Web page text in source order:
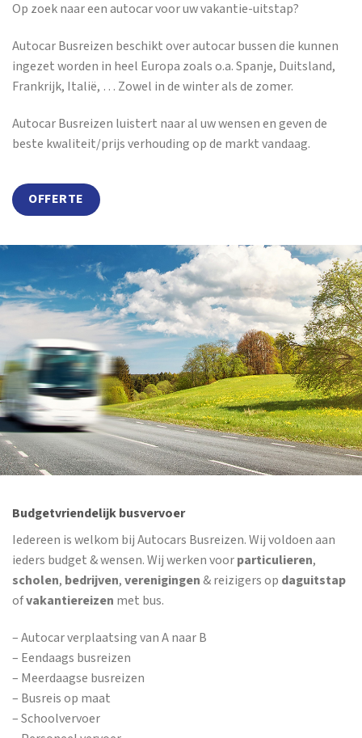
Op zoek naar een autocar voor uw vakantie-uitstap?
Autocar Busreizen beschikt over autocar bussen die kunnen
ingezet worden in heel Europa zoals o.a. Spanje, Duitsland,
Frankrijk, Italië, … Zowel in de winter als de zomer.
Autocar Busreizen luistert naar al uw wensen en geven de
beste kwaliteit/prijs verhouding op de markt vandaag.
OFFERTE
Budgetvriendelijk busvervoer
Iedereen is welkom bij Autocars Busreizen. Wij voldoen aan
ieders budget & wensen. Wij werken voorparticulieren,
scholen, bedrijven,verenigingen& reizigers op daguitstap
ofvakantiereizen met bus.
– Autocar verplaatsing van A naar B
– Eendaags busreizen
– Meerdaagse busreizen
– Busreis op maat
– Schoolvervoer